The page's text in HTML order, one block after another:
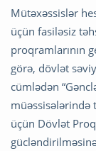
Mütəxəssislər
üçün fasiləsiz
proqramlarının
görə, dövlət
cümlədən
müəssisələrində
üçün Dövlət